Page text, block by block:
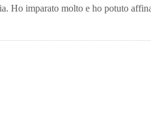
Ho imparato molto e ho potuto